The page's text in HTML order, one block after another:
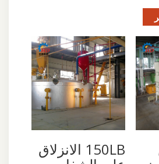
150LB الانزلاق